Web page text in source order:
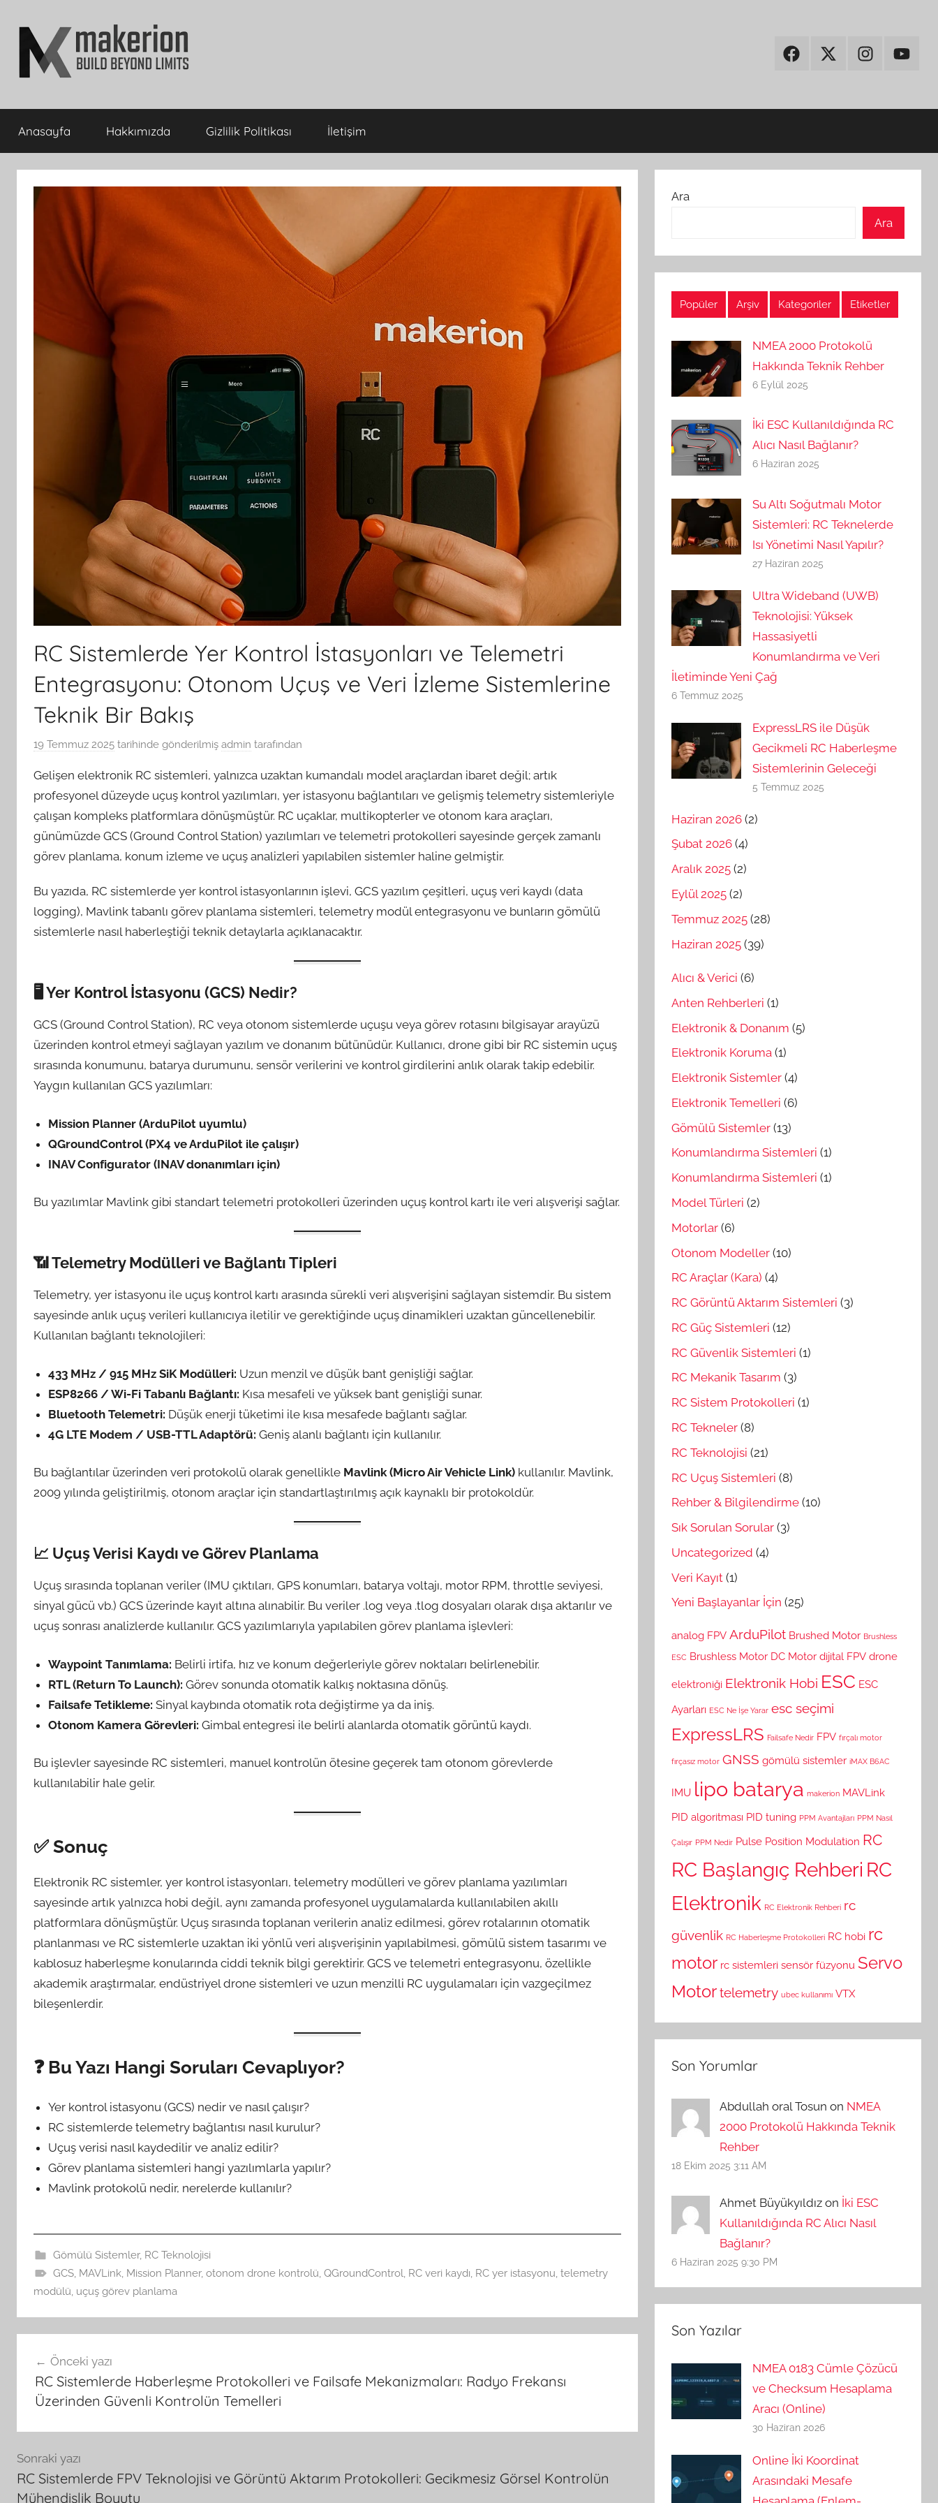
atla
makerion
Blog
Beyond
Limits
FacebookTwitterInstagramYoutube
Anasayfa Hakkımızda Gizlilik Politikası İletişim
RC Sistemlerde Yer Kontrol İstasyonları ve Telemetri
Entegrasyonu: Otonom Uçuş ve Veri İzleme Sistemlerine
Teknik Bir Bakış
19 Temmuz 2025 tarihinde gönderilmiş admin tarafından
Gelişen elektronik RC sistemleri, yalnızca uzaktan kumandalı model araçlardan ibaret değil; artık
profesyonel düzeyde uçuş kontrol yazılımları, yer istasyonu bağlantıları ve gelişmiş telemetry sistemleriyle
çalışan kompleks platformlara dönüşmüştür. RC uçaklar, multikopterler ve otonom kara araçları,
günümüzde GCS (Ground Control Station) yazılımları ve telemetri protokolleri sayesinde gerçek zamanlı
görev planlama, konum izleme ve uçuş analizleri yapılabilen sistemler haline gelmiştir.
Bu yazıda, RC sistemlerde yer kontrol istasyonlarının işlevi, GCS yazılım çeşitleri, uçuş veri kaydı (data
logging), Mavlink tabanlı görev planlama sistemleri, telemetry modül entegrasyonu ve bunların gömülü
sistemlerle nasıl haberleştiği teknik detaylarla açıklanacaktır.
🖥️ Yer Kontrol İstasyonu (GCS) Nedir?
GCS (Ground Control Station), RC veya otonom sistemlerde uçuşu veya görev rotasını bilgisayar arayüzü
üzerinden kontrol etmeyi sağlayan yazılım ve donanım bütünüdür. Kullanıcı, drone gibi bir RC sistemin uçuş
sırasında konumunu, batarya durumunu, sensör verilerini ve kontrol girdilerini anlık olarak takip edebilir.
Yaygın kullanılan GCS yazılımları:
Mission Planner (ArduPilot uyumlu)
QGroundControl (PX4 ve ArduPilot ile çalışır)
INAV Configurator (INAV donanımları için)
Bu yazılımlar Mavlink gibi standart telemetri protokolleri üzerinden uçuş kontrol kartı ile veri alışverişi sağlar.
📶Telemetry Modülleri ve Bağlantı Tipleri
Telemetry, yer istasyonu ile uçuş kontrol kartı arasında sürekli veri alışverişini sağlayan sistemdir. Bu sistem
sayesinde anlık uçuş verileri kullanıcıya iletilir ve gerektiğinde uçuş dinamikleri uzaktan güncellenebilir.
Kullanılan bağlantı teknolojileri:
433 MHz / 915 MHz SiK Modülleri: Uzun menzil ve düşük bant genişliği sağlar.
ESP8266 / Wi-Fi Tabanlı Bağlantı: Kısa mesafeli ve yüksek bant genişliği sunar.
Bluetooth Telemetri: Düşük enerji tüketimi ile kısa mesafede bağlantı sağlar.
4G LTE Modem / USB-TTL Adaptörü: Geniş alanlı bağlantı için kullanılır.
Bu bağlantılar üzerinden veri protokolü olarak genellikle Mavlink (Micro Air Vehicle Link) kullanılır. Mavlink,
2009 yılında geliştirilmiş, otonom araçlar için standartlaştırılmış açık kaynaklı bir protokoldür.
📈 Uçuş Verisi Kaydı ve Görev Planlama
Uçuş sırasında toplanan veriler (IMU çıktıları, GPS konumları, batarya voltajı, motor RPM, throttle seviyesi,
sinyal gücü vb.) GCS üzerinde kayıt altına alınabilir. Bu veriler .log veya .tlog dosyaları olarak dışa aktarılır ve
uçuş sonrası analizlerde kullanılır. GCS yazılımlarıyla yapılabilen görev planlama işlevleri:
Waypoint Tanımlama: Belirli irtifa, hız ve konum değerleriyle görev noktaları belirlenebilir.
RTL (Return To Launch): Görev sonunda otomatik kalkış noktasına dönüş.
Failsafe Tetikleme: Sinyal kaybında otomatik rota değiştirme ya da iniş.
Otonom Kamera Görevleri: Gimbal entegresi ile belirli alanlarda otomatik görüntü kaydı.
Bu işlevler sayesinde RC sistemleri, manuel kontrolün ötesine geçerek tam otonom görevlerde
kullanılabilir hale gelir.
✅Sonuç
Elektronik RC sistemler, yer kontrol istasyonları, telemetry modülleri ve görev planlama yazılımları
sayesinde artık yalnızca hobi değil, aynı zamanda profesyonel uygulamalarda kullanılabilen akıllı
platformlara dönüşmüştür. Uçuş sırasında toplanan verilerin analiz edilmesi, görev rotalarının otomatik
planlanması ve RC sistemlerle uzaktan iki yönlü veri alışverişinin yapılabilmesi, gömülü sistem tasarımı ve
kablosuz haberleşme konularında ciddi teknik bilgi gerektirir. GCS ve telemetri entegrasyonu, özellikle
akademik araştırmalar, endüstriyel drone sistemleri ve uzun menzilli RC uygulamaları için vazgeçilmez
bileşenlerdir.
❓ Bu Yazı Hangi Soruları Cevaplıyor?
Yer kontrol istasyonu (GCS) nedir ve nasıl çalışır?
RC sistemlerde telemetry bağlantısı nasıl kurulur?
Uçuş verisi nasıl kaydedilir ve analiz edilir?
Görev planlama sistemleri hangi yazılımlarla yapılır?
Mavlink protokolü nedir, nerelerde kullanılır?
Gömülü Sistemler, RC Teknolojisi
GCS, MAVLink, Mission Planner, otonom drone kontrolü QGroundControl RC veri kaydı RC yer istasyonu telemetry
modülü uçuş görev planlama
gezinmesi
Önceki yazı
RC Sistemlerde Haberleşme Protokolleri ve Failsafe Mekanizmaları: Radyo Frekansı
Üzerinden Güvenli Kontrolün Temelleri
Sonraki yazı
RC Sistemlerde FPV Teknolojisi ve Görüntü Aktarım Protokolleri: Gecikmesiz Görsel Kontrolün
Mühendislik Boyutu
Ara
Ara
Popüler Arşiv Kategoriler Etiketler
NMEA 2000 Protokolü
Hakkında Teknik Rehber
6 Eylül 2025
İki ESC Kullanıldığında RC
Alıcı Nasıl Bağlanır?
6 Haziran 2025
Su Altı Soğutmalı Motor
Sistemleri: RC Teknelerde
Isı Yönetimi Nasıl Yapılır?
27 Haziran 2025
Ultra Wideband (UWB)
Teknolojisi: Yüksek
Hassasiyetli
Konumlandırma ve Veri
İletiminde Yeni Çağ
6 Temmuz 2025
ExpressLRS ile Düşük
Gecikmeli RC Haberleşme
Sistemlerinin Geleceği
5 Temmuz 2025
Haziran 2026 (2)
Şubat 2026 (4)
Aralık 2025 (2)
Eylül 2025 (2)
Temmuz 2025 (28)
Haziran 2025 (39)
Alıcı & Verici (6)
Anten Rehberleri (1)
Elektronik & Donanım (5)
Elektronik Koruma (1)
Elektronik Sistemler (4)
Elektronik Temelleri (6)
Gömülü Sistemler (13)
Konumlandırma Sistemleri (1)
Konumlandırma Sistemleri (1)
Model Türleri (2)
Motorlar (6)
Otonom Modeller (10)
RC Araçlar (Kara) (4)
RC Görüntü Aktarım Sistemleri (3)
RC Güç Sistemleri (12)
RC Güvenlik Sistemleri (1)
RC Mekanik Tasarım (3)
RC Sistem Protokolleri (1)
RC Tekneler (8)
RC Teknolojisi (21)
RC Uçuş Sistemleri (8)
Rehber & Bilgilendirme (10)
Sık Sorulan Sorular (3)
Uncategorized (4)
Veri Kayıt (1)
Yeni Başlayanlar İçin (25)
analog FPV ArduPilot Brushed Motor Brushless
ESC Brushless Motor DC Motor dijital FPV drone
elektroniği Elektronik Hobi ESC ESC
Ayarları ESC Ne İşe Yarar esc seçimi
ExpressLRS Failsafe Nedir FPV fırçalı motor
fırçasız motor GNSS gömülü sistemler iMAX B6AC
IMU lipo batarya makerion MAVLink
PID algoritması PID tuning PPM Avantajları PPM Nasıl
Çalışır PPM Nedir Pulse Position Modulation RC
RC Başlangıç Rehberi RC
Elektronik RC Elektronik Rehberi rc
güvenlik RC Haberleşme Protokolleri RC hobi rc
motor rc sistemleri sensör füzyonu Servo
Motor telemetry ubec kullanımı VTX
Son Yorumlar
Abdullah oral Tosun on NMEA
2000 Protokolü Hakkında Teknik
Rehber
18 Ekim 2025 3:11 AM
Ahmet Büyükyıldız on İki ESC
Kullanıldığında RC Alıcı Nasıl
Bağlanır?
6 Haziran 2025 9:30 PM
Son Yazılar
NMEA 0183 Cümle Çözücü
ve Checksum Hesaplama
Aracı (Online)
30 Haziran 2026
Online İki Koordinat
Arasındaki Mesafe